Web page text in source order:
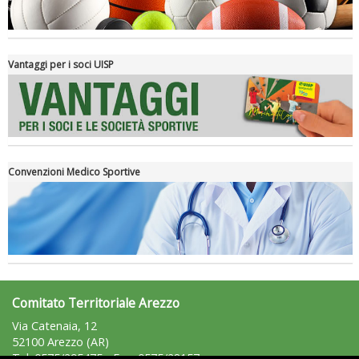
Tiziano Pesce a Radio InBlu2000 traccia il bilancio della stagione
Vantaggi per i soci UISP
Convenzioni Medico Sportive
Comitato Territoriale Arezzo
Via Catenaia, 12
52100 Arezzo (AR)